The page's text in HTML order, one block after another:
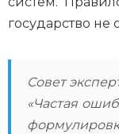
государство не
Совет
«Частая